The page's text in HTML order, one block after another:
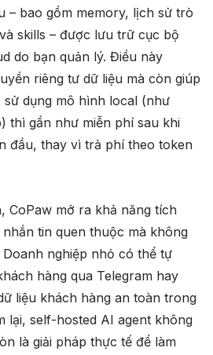
– bao gồm memory, lịch sử trò
skills – được lưu trữ cục bộ
do bạn quản lý. Điều này
riêng tư dữ liệu mà còn giúp
dụng mô hình local (như
thì gần như miễn phí sau khi
đầu, thay vì trả phí theo token
CoPaw mở ra khả năng tích
tin quen thuộc mà không
nghiệp nhỏ có thể tự
hàng qua Telegram hay
liệu khách hàng an toàn trong
lại, self-hosted AI agent không
là giải pháp thực tế để làm